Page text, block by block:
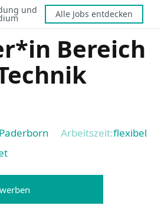
und Alle Jobs entdecken
Bereich
Paderborn Arbeitszeit:flexibel